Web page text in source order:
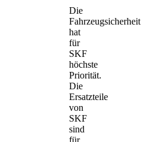
Die
Fahrzeugsicherheit
hat
für
SKF
höchste
Priorität.
Die
Ersatzteile
von
SKF
sind
für